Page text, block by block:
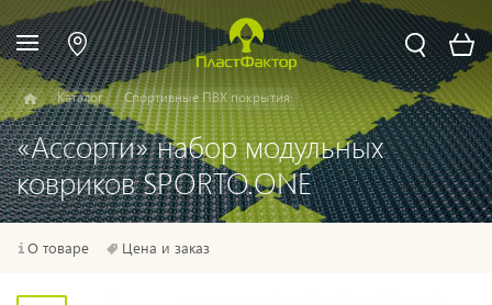
Каталог Спортивные ПВХ покрытия
«Ассорти» набор модульных
ковриков SPORTO.ONE
О товаре Цена и заказ